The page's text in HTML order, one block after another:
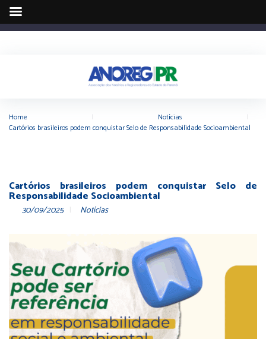
Home Notícias
Cartórios brasileiros podem conquistar Selo de Responsabilidade Socioambiental
Cartórios brasileiros podem conquistar Selo de
Responsabilidade Socioambiental
30/09/2025 Notícias